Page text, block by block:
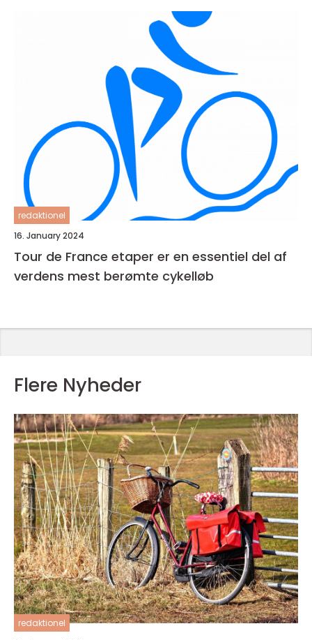
redaktionel
16. January 2024
Tour de France etaper er en essentiel del af
verdens mest berømte cykelløb
Flere Nyheder
redaktionel